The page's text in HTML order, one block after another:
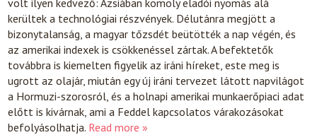
kerültek a technológiai részvények. Délutánra megjött a
bizonytalanság, a magyar tőzsdét beütötték a nap végén, és
az amerikai indexek is csökkenéssel zártak. A befektetők
továbbra is kiemelten figyelik az iráni híreket, este meg is
ugrott az olajár, miután egy új iráni tervezet látott napvilágot
a Hormuzi-szorosról, és a holnapi amerikai munkaerőpiaci adat
előtt is kivárnak, ami a Feddel kapcsolatos várakozásokat
befolyásolhatja. Read more »